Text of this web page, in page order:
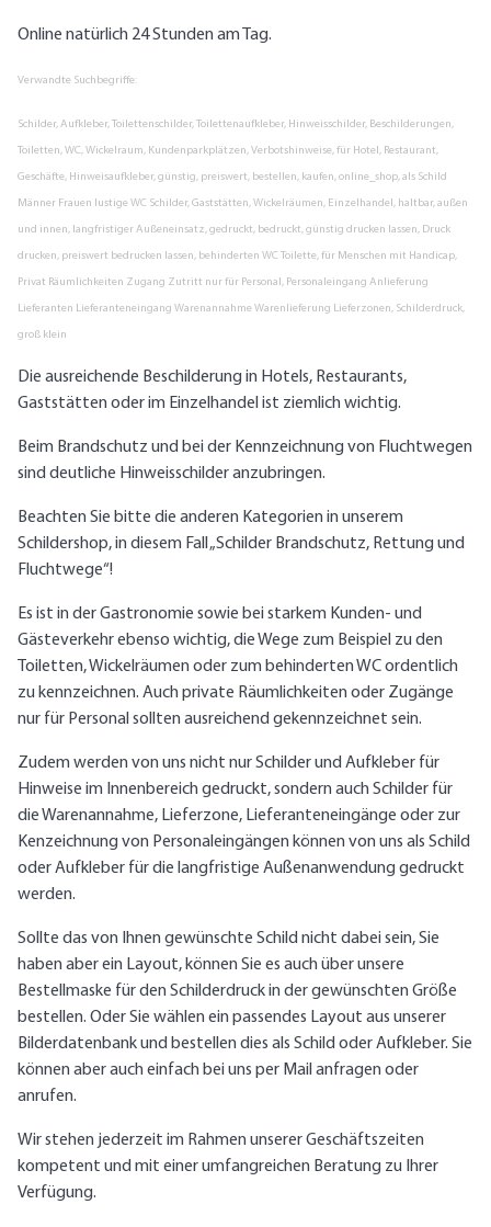
Online natürlich 24 Stunden am Tag.
Verwandte Suchbegriffe:
Schilder, Aufkleber, Toilettenschilder, Toilettenaufkleber, Hinweisschilder, Beschilderungen,
Toiletten, WC, Wickelraum, Kundenparkplätzen, Verbotshinweise, für Hotel, Restaurant,
Geschäfte, Hinweisaufkleber, günstig, preiswert, bestellen, kaufen, online_shop, als Schild
Männer Frauen lustige WC Schilder, Gaststätten, Wickelräumen, Einzelhandel, haltbar, außen
und innen, langfristiger Außeneinsatz, gedruckt, bedruckt, günstig drucken lassen, Druck
drucken, preiswert bedrucken lassen, behinderten WC Toilette, für Menschen mit Handicap,
Privat Räumlichkeiten Zugang Zutritt nur für Personal, Personaleingang Anlieferung
Lieferanten Lieferanteneingang Warenannahme Warenlieferung Lieferzonen, Schilderdruck,
groß klein
Die ausreichende Beschilderung in Hotels, Restaurants,
Gaststätten oder im Einzelhandel ist ziemlich wichtig.
Beim Brandschutz und bei der Kennzeichnung von Fluchtwegen
sind deutliche Hinweisschilder anzubringen.
Beachten Sie bitte die anderen Kategorien in unserem
Schildershop, in diesem Fall „Schilder Brandschutz, Rettung und
Fluchtwege“!
Es ist in der Gastronomie sowie bei starkem Kunden- und
Gästeverkehr ebenso wichtig, die Wege zum Beispiel zu den
Toiletten, Wickelräumen oder zum behinderten WC ordentlich
zu kennzeichnen. Auch private Räumlichkeiten oder Zugänge
nur für Personal sollten ausreichend gekennzeichnet sein.
Zudem werden von uns nicht nur Schilder und Aufkleber für
Hinweise im Innenbereich gedruckt, sondern auch Schilder für
die Warenannahme, Lieferzone, Lieferanteneingänge oder zur
Kenzeichnung von Personaleingängen können von uns als Schild
oder Aufkleber für die langfristige Außenanwendung gedruckt
werden.
Sollte das von Ihnen gewünschte Schild nicht dabei sein, Sie
haben aber ein Layout, können Sie es auch über unsere
Bestellmaske für den Schilderdruck in der gewünschten Größe
bestellen. Oder Sie wählen ein passendes Layout aus unserer
Bilderdatenbank und bestellen dies als Schild oder Aufkleber. Sie
können aber auch einfach bei uns per Mail anfragen oder
anrufen.
Wir stehen jederzeit im Rahmen unserer Geschäftszeiten
kompetent und mit einer umfangreichen Beratung zu Ihrer
Verfügung.